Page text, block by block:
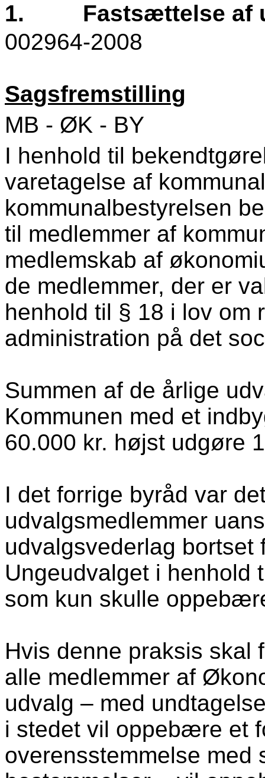
1.
Fastsættelse af
002964-2008
Sagsfremstilling
MB - ØK - BY
I henhold til
varetagelse af
kommunalbestyrelsen
til medlemmer af
medlemskab af
de medlemmer, der er
henhold til § 18 i lov om
administration på det
Summen af de årlige
Kommunen med et
60.000 kr. højst udgøre
I det forrige byråd var
udvalgsmedlemmer
udvalgsvederlag bortset
Ungeudvalget i henhold
som kun skulle
Hvis denne praksis
alle medlemmer af
udvalg – med
i stedet vil oppebære et
overensstemmelse